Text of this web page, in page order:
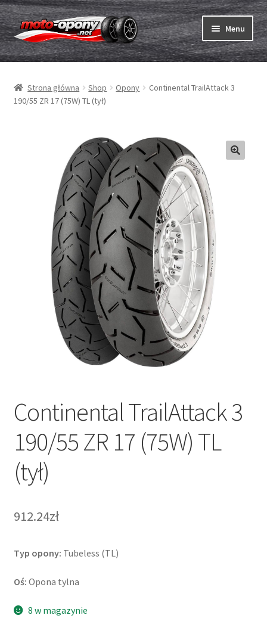
Przejdź
do
nawigacji
Przejdź
do
treści
Menu
Opony
Rozwiń
Dętki & taśmy
Rozwiń
Strona główna Shop Opony
Continental TrailAttack 3
190/55 ZR 17 (75W) TL (tył)
Continental TrailAttack 3
190/55 ZR 17 (75W) TL
(tył)
912.24zł
Typ opony: Tubeless (TL)
Oś: Opona tylna
8 w magazynie